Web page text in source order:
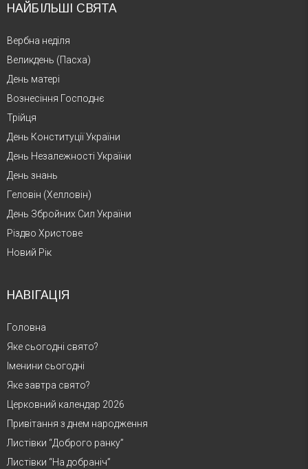
НАЙБІЛЬШІ СВЯТА
Вербна неділя
Великдень (Пасха)
День матері
Вознесіння Господнє
Трійця
День Конституції України
День Незалежності України
День знань
Геловін (Хелловін)
День Збройних Сил України
Різдво Христове
Новий Рік
НАВІГАЦІЯ
Головна
Яке сьогодні свято?
Іменини сьогодні
Яке завтра свято?
Церковний календар 2026
Привітання з днем народження
Листівки “Доброго ранку”
Листівки “На добраніч”